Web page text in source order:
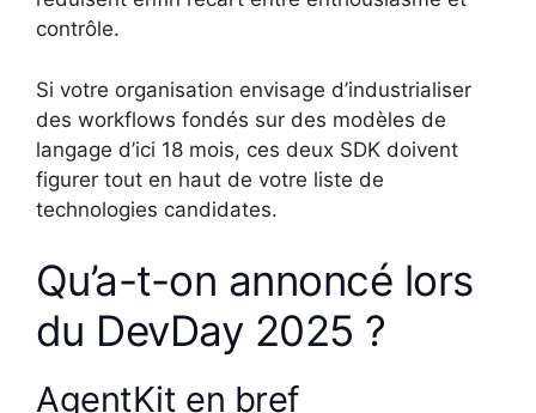
contrôle.
Si votre organisation envisage d’industrialiser
des workflows fondés sur des modèles de
langage d’ici 18 mois, ces deux SDK doivent
figurer tout en haut de votre liste de
technologies candidates.
Qu’a-t-on annoncé lors
du DevDay 2025 ?
AgentKit en bref